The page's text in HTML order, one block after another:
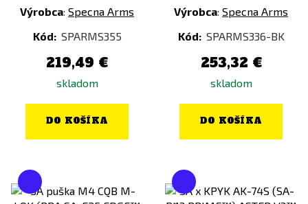
Výrobca: Specna Arms
Kód: SPARMS355
219,49 €
skladom
DO KOŠÍKA
Výrobca: Specna Arms
Kód: SPARMS336-BK
253,32 €
skladom
DO KOŠÍKA